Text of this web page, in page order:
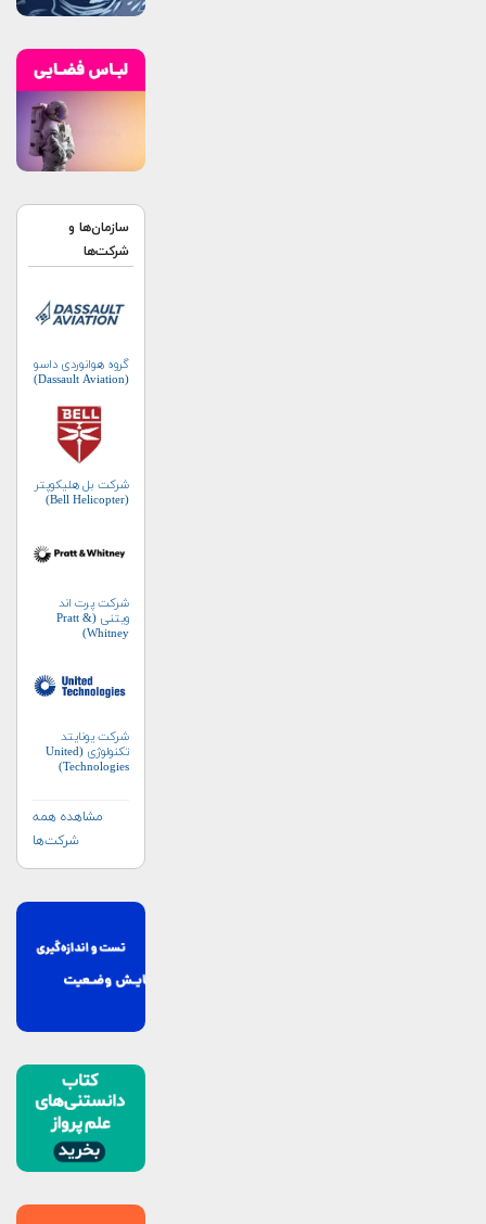
سازمان‌ها و
شرکت‌ها
گروه هوانوردی داسو
(Dassault Aviation)
شرکت بل هلیکوپتر
(Bell Helicopter)
شرکت پرت اند
ویتنی (Pratt &
Whitney)
شرکت یونایتد
تکنولوژی (United
Technologies)
مشاهده همه
شرکت‌ها